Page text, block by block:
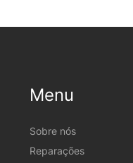
Menu
Sobre nós
Reparações